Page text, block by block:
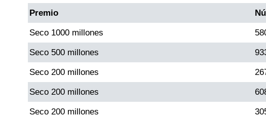
Caribeña Noche
Chontico Día
Chontico Noche
Premio
Seco 1000 millones
Seco 500 millones
Seco 200 millones
Seco 200 millones
Seco 200 millones